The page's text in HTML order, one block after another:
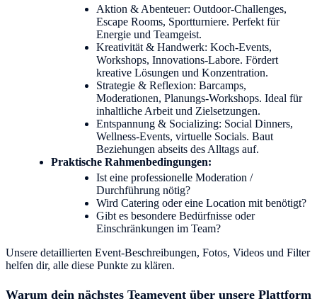
Aktion & Abenteuer: Outdoor-Challenges,
Escape Rooms, Sportturniere. Perfekt für
Energie und Teamgeist.
Kreativität & Handwerk: Koch-Events,
Workshops, Innovations-Labore. Fördert
kreative Lösungen und Konzentration.
Strategie & Reflexion: Barcamps,
Moderationen, Planungs-Workshops. Ideal für
inhaltliche Arbeit und Zielsetzungen.
Entspannung & Socializing: Social Dinners,
Wellness-Events, virtuelle Socials. Baut
Beziehungen abseits des Alltags auf.
Praktische Rahmenbedingungen:
Ist eine professionelle Moderation /
Durchführung nötig?
Wird Catering oder eine Location mit benötigt?
Gibt es besondere Bedürfnisse oder
Einschränkungen im Team?
Unsere detaillierten Event-Beschreibungen, Fotos, Videos und Filter
helfen dir, alle diese Punkte zu klären.
Warum dein nächstes Teamevent über unsere Plattform